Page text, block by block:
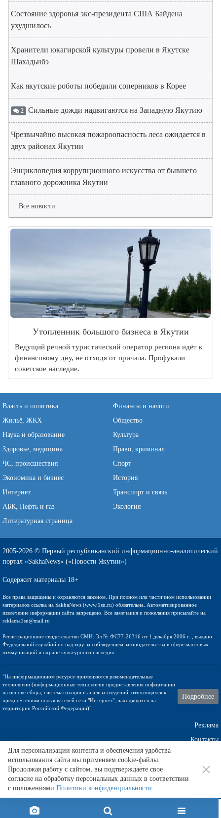
Состояние здоровья экс-президента США Байдена
ухудшилось
Хранители юкагирской культуры провели в Якутске
Шахадьибэ
Как якутские роботы победили соперников в Корее
2 Сильные дожди надвигаются на Западную Якутию
Чрезвычайно высокая пожароопасность леса ожидается в
двух районах Якутии
Энциклопедия коррупционного искусства от бывшего
главного дорожника Якутии
Все новости
Утопленник большого бизнеса в Якутии
Ведущий речной туристический оператор региона идёт к
финансовому дну, не отходя от причала. Профукали
советское наследие.
Власть и политика
Финансы и налоги
Жильё, ЖКХ
Общество
Наука и образование
Культура
Здоровье, медицина
Право, криминал
ЧС, происшествия
Спорт
Экономика и бизнес
История
Интернет
Транспорт и связь
АБК, Нефть и газ
Экология
Литературная страница
2005-2026 © Первый республиканский информационно-аналитический
портал «SakhaNews» («Новости Якутии»)
Содержит материалы 18+
Все права защищены и охраняются законом. При полном или частичном использовании
материалов ссылка на SakhaNews (www.1sn.ru) обязательна. Автоматизированное
извлечение информации сайта запрещено. Все замечания и пожелания присылайте на
reklama1sn@mail.ru
Регистрационное свидетельство СМИ: Эл № ФС77-26316 от 1 декабря 2006 г. , выдано
Федедальной службой по надзору за соблюдением законодательства в сфере массовых
коммуникаций и охране культурного наследия.
"На информационном ресурсе применяются рекомендательные
технологии (информационные технологии предоставления информации
на основе сбора, систематизации и анализа сведений, относящихся к
предпочтениям пользователей сети "Интернет", находящихся на
территории Российской Федерации)".
Подробнее
Реклама
Контакты
Техническа поддержка
Для персонализации контента и обеспечения удобства
использования сайта мы применяем cookie-файлы.
Продолжая работу с сайтом, вы подтверждаете свое
согласие на обработку персональных данных в соответствии
с положениями Политики конфиденциальности.